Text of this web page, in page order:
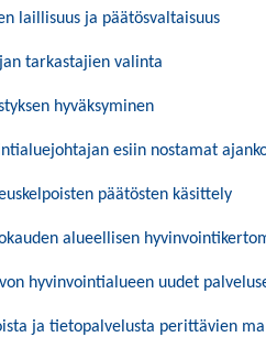
laillisuus ja päätösvaltaisuus
tarkastajien valinta
hyväksyminen
esiin nostamat
päätösten käsittely
alueellisen
hyvinvointialueen uudet
ja tietopalvelusta perittävien